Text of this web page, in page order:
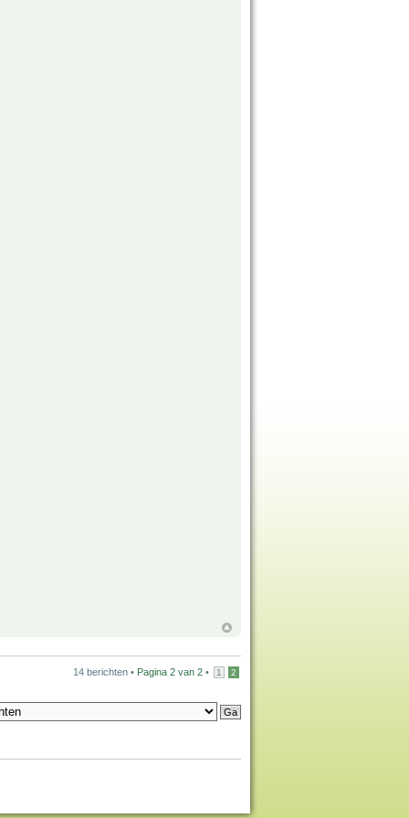
14 berichten • Pagina 2 van 2 • 1 2